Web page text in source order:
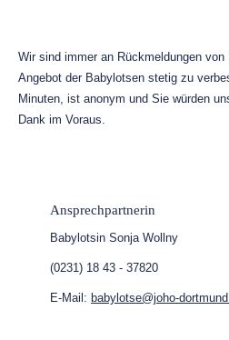
Wir sind immer an Rückmeldungen
Angebot der Babylotsen stetig zu
Minuten, ist anonym und Sie würden
Dank im Voraus.
Ansprechpartnerin
Babylotsin Sonja Wollny
(0231) 18 43 - 37820
E-Mail: babylotse@joho-